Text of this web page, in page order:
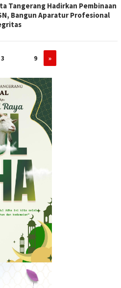
Tangerang Hadirkan Pembinaan
Bangun Aparatur Profesional
3 9 »